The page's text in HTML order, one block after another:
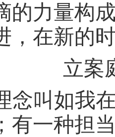
的力量构
，在新的
立案
念叫如我
有一种担